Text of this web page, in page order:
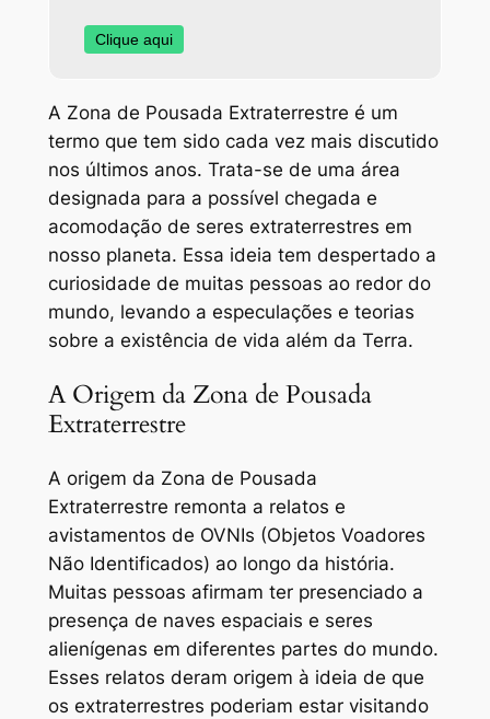
Clique aqui
A Zona de Pousada Extraterrestre é um
termo que tem sido cada vez mais discutido
nos últimos anos. Trata-se de uma área
designada para a possível chegada e
acomodação de seres extraterrestres em
nosso planeta. Essa ideia tem despertado a
curiosidade de muitas pessoas ao redor do
mundo, levando a especulações e teorias
sobre a existência de vida além da Terra.
A Origem da Zona de Pousada
Extraterrestre
A origem da Zona de Pousada
Extraterrestre remonta a relatos e
avistamentos de OVNIs (Objetos Voadores
Não Identificados) ao longo da história.
Muitas pessoas afirmam ter presenciado a
presença de naves espaciais e seres
alienígenas em diferentes partes do mundo.
Esses relatos deram origem à ideia de que
os extraterrestres poderiam estar visitando